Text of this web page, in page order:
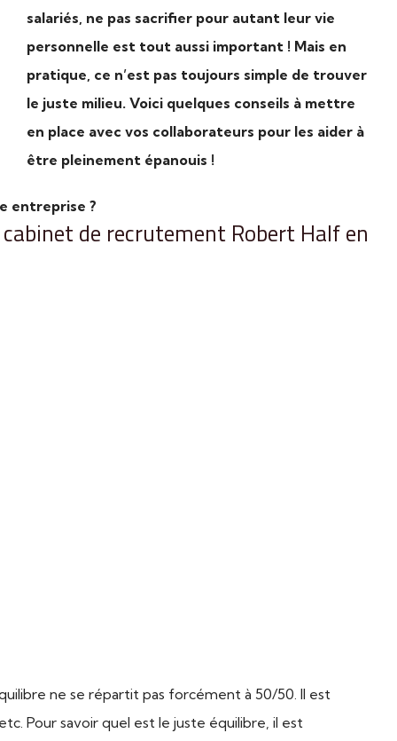
salariés, ne pas sacrifier pour autant leur vie
personnelle est tout aussi important ! Mais en
pratique, ce n’est pas toujours simple de trouver
le juste milieu. Voici quelques conseils à mettre
en place avec vos collaborateurs pour les aider à
être pleinement épanouis !
entreprise ?
de recrutement Robert Half en
ne se répartit pas forcément à 50/50. Il est
Pour savoir quel est le juste équilibre, il est